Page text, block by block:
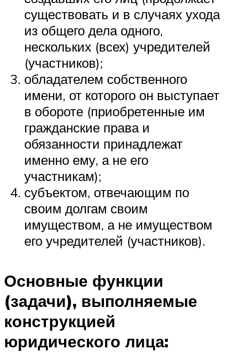
существовать и в случаях ухода
из общего дела одного,
нескольких (всех) учредителей
(участников);
обладателем собственного
имени, от которого он выступает
в обороте (приобретенные им
гражданские права и
обязанности принадлежат
именно ему, а не его
участникам);
субъектом, отвечающим по
своим долгам своим
имуществом, а не имуществом
его учредителей (участников).
Основные функции
(задачи), выполняемые
конструкцией
юридического лица: